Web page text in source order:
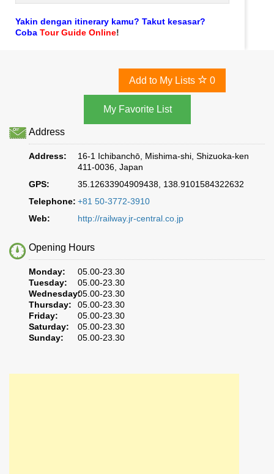
Yakin dengan itinerary kamu? Takut kesasar?
Coba Tour Guide Online!
Add to My Lists 0
Address
Address:
16-1 Ichibanchō, Mishima-shi, Shizuoka-ken
411-0036, Japan
GPS:
35.12633904909438, 138.9101584322632
Telephone: +81 50-3772-3910
Web:
http://railway.jr-central.co.jp
Opening Hours
Monday:
05.00-23.30
Tuesday:
05.00-23.30
Wednesday:05.00-23.30
Thursday:
05.00-23.30
Friday:
05.00-23.30
Saturday:
05.00-23.30
Sunday:
05.00-23.30